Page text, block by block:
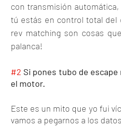
con transmisión
tú estás en control total del
rev matching son cosas
palanca!
#2 Si pones tubo de
el motor.
Este es un mito que yo fui
vamos a pegarnos a los